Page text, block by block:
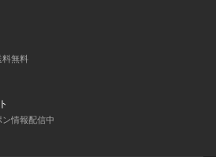
料無料
情報配信中